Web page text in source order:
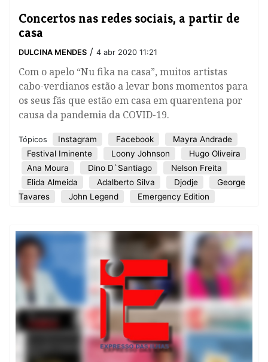
Concertos nas redes sociais, a partir de
casa
DULCINA MENDES / 4 abr 2020 11:21
Com o apelo “Nu fika na casa”, muitos artistas
cabo-verdianos estão a levar bons momentos para
os seus fãs que estão em casa em quarentena por
causa da pandemia da COVID-19.
Tópicos Instagram Facebook
Mayra Andrade
Festival Iminente
Loony Johnson
Hugo Oliveira
Ana Moura
Dino D`Santiago
Nelson Freita
Elida Almeida
Adalberto Silva Djodje
George
Tavares
John Legend Emergency Edition